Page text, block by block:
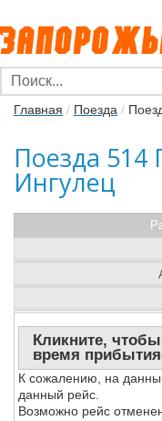
Главная / Поезда /
Поезда 514
Ингулец
Кликните,
время
К сожалению, на
данный рейс.
Возможно рейс